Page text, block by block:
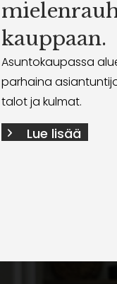
kauppaan.
Asuntokaupassa
parhaina
talot ja kulmat.
Lue lisää